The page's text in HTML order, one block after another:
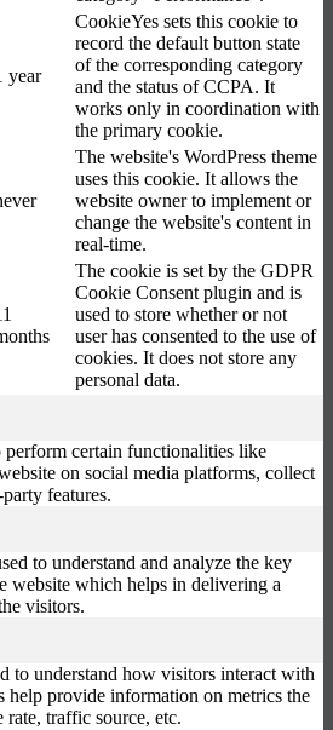
year
CookieYes sets this cookie to
record the default button state
of the corresponding category
and the status of CCPA. It
works only in coordination with
the primary cookie.
The website's WordPress theme
uses this cookie. It allows the
website owner to implement or
change the website's content in
real-time.
The cookie is set by the GDPR
Cookie Consent plugin and is
used to store whether or not
user has consented to the use of
cookies. It does not store any
personal data.
certain functionalities like
on social media platforms, collect
features.
to understand and analyze the key
website which helps in delivering a
visitors.
to understand how visitors interact with
help provide information on metrics the
traffic source, etc.